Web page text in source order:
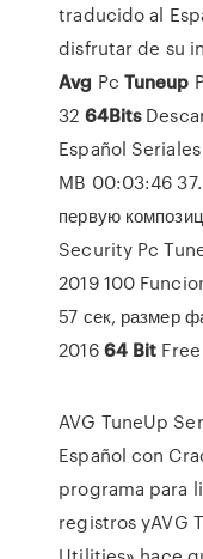
traducido al
disfrutar de su
Avg Pc Tuneup
32 64Bits
Español
MB 00:03:46
первую
Security Pc
2019 100
57 сек, размер
201664 Bit
AVG TuneUp
Español con
programa para
registros yAVG